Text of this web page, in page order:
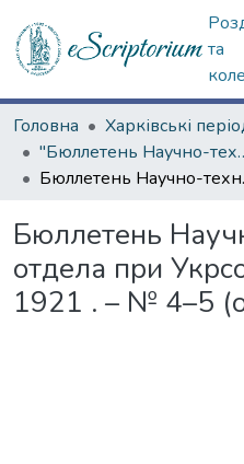
та
Головна
"Бюллетень Научно-
Бюллетень
Бюллетень
отдела при
1921 . – № 4–5